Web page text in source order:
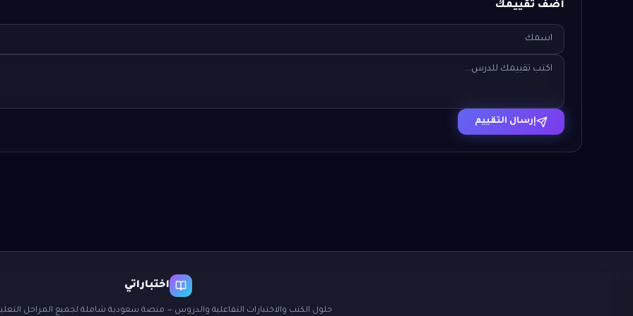
أضف تقييمك
إرسال التقييم
اختباراتي
حلول الكتب والاختبارات التفاعلية والدروس — منصة سعودية شاملة لجميع المراحل